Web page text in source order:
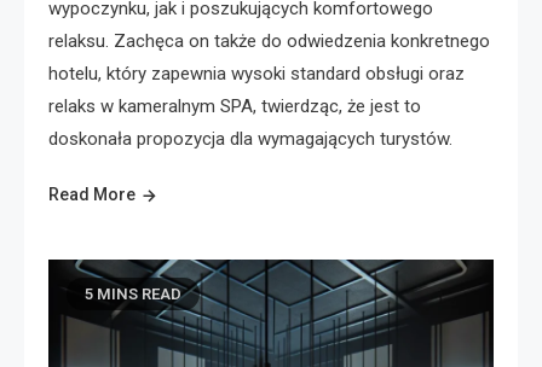
wypoczynku, jak i poszukujących komfortowego
relaksu. Zachęca on także do odwiedzenia konkretnego
hotelu, który zapewnia wysoki standard obsługi oraz
relaks w kameralnym SPA, twierdząc, że jest to
doskonała propozycja dla wymagających turystów.
Read More
5 MINS READ